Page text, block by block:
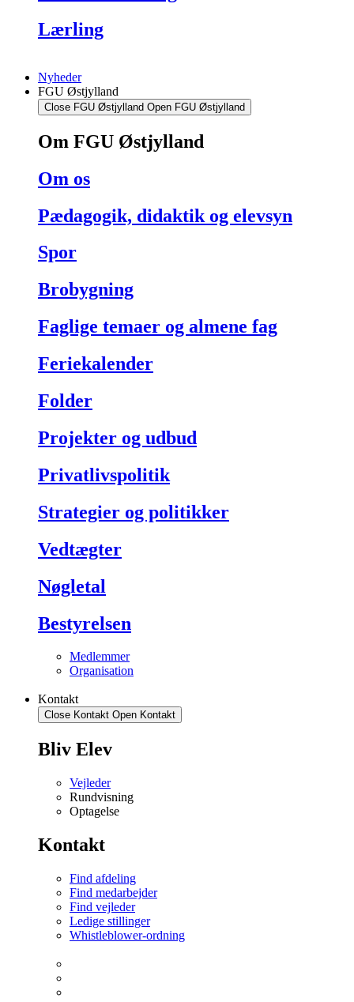
Lærling
Nyheder
FGU Østjylland
Close FGU Østjylland Open FGU Østjylland
Om FGU Østjylland
Om os
Pædagogik, didaktik og elevsyn
Spor
Brobygning
Faglige temaer og almene fag
Feriekalender
Folder
Projekter og udbud
Privatlivspolitik
Strategier og politikker
Vedtægter
Nøgletal
Bestyrelsen
Medlemmer
Organisation
Kontakt
Close Kontakt Open Kontakt
Bliv Elev
Vejleder
Rundvisning
Optagelse
Kontakt
Find afdeling
Find medarbejder
Find vejleder
Ledige stillinger
Whistleblower-ordning